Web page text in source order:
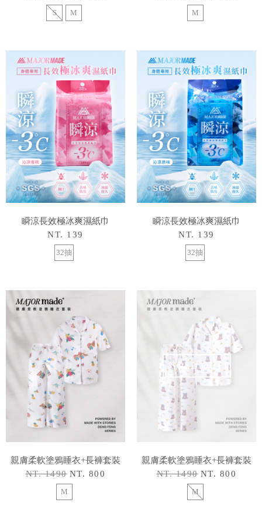
S M M
瞬涼長效極冰爽濕紙巾
NT. 139
32抽
瞬涼長效極冰爽濕紙巾
NT. 139
32抽
親膚柔軟塗鴉睡衣+長褲套裝
NT. 1490 NT. 800
M
SOLD OUT
親膚柔軟塗鴉睡衣+長褲套裝
NT. 1490 NT. 800
M